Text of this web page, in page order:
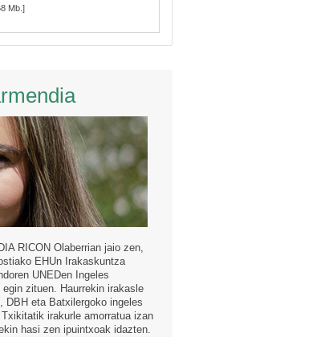
Mb.]
RICON Olaberrian jaio zen,
EHUn Irakaskuntza
UNEDen Ingeles
zituen. Haurrekin irakasle
DBH eta Batxilergoko ingeles
irakurle amorratua izan
hasi zen ipuintxoak idazten.